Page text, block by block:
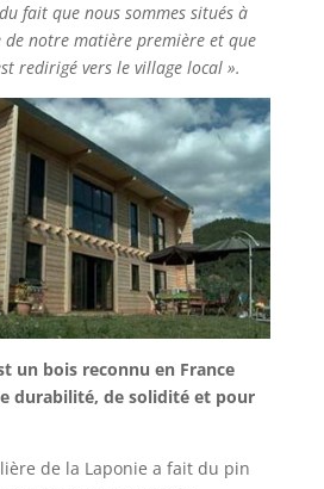
fait que nous sommes situés à
notre matière première et que
redirigé vers le village local ».
un bois reconnu en France
durabilité, de solidité et pour
de la Laponie a fait du pin